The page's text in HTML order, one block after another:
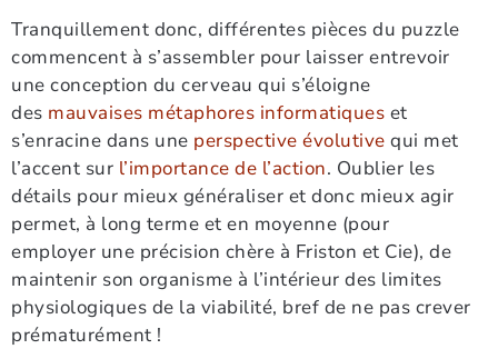
Tranquillement donc, différentes pièces du puzzle
commencent à s’assembler pour laisser entrevoir
une conception du cerveau qui s’éloigne
des mauvaises métaphores informatiques et
s’enracine dans une perspective évolutive qui met
l’accent sur l’importance de l’action. Oublier les
détails pour mieux généraliser et donc mieux agir
permet, à long terme et en moyenne (pour
employer une précision chère à Friston et Cie), de
maintenir son organisme à l’intérieur des limites
physiologiques de la viabilité, bref de ne pas crever
prématurément !